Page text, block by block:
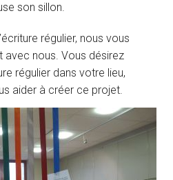
son sillon.
régulier, nous vous
avec nous. Vous désirez
régulier dans votre lieu,
aider à créer ce projet.